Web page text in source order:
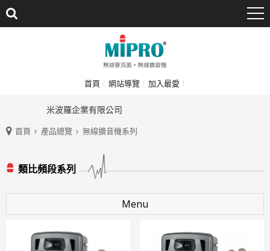
首頁 網站導覽 加入最愛
米波羅企業有限公司
首頁 產品總覽 無線擴音機系列
類比頻段系列
Menu